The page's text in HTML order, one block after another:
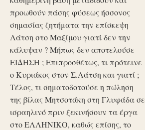
προωθούν πάσης φύσεως ήσσονος
σημασίας ζητήματα την επίσκεψη
Λάτση στο Μαξίμου γιατί δεν την
κάλυψαν ? Μήπως δεν αποτελούσε
ΕΙΔΗΣΗ ; Επιπροσθέτως, τι πρότεινε
ο Κυριάκος στον Σ.Λάτση και γιατί ;
Τέλος, τι σηματοδοτούσε η πώληση
της βίλας Μητσοτάκη στη Γλυφάδα σε
ισραηλινό πριν ξεκινήσουν τα έργα
στο ΕΛΛΗΝΙΚΟ, καθώς επίσης, το